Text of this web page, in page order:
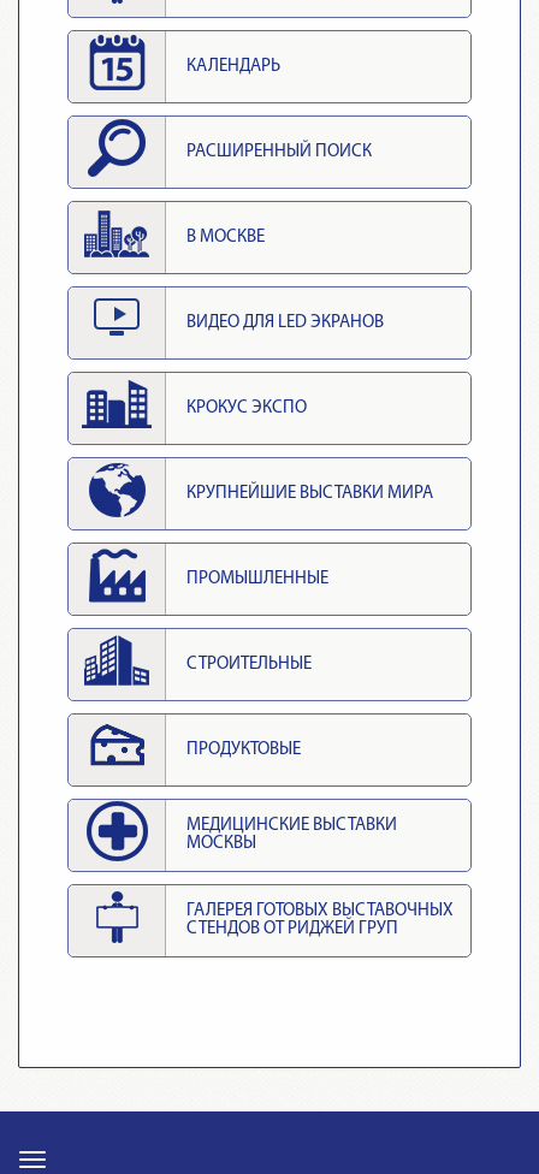
КАЛЕНДАРЬ
РАСШИРЕННЫЙ ПОИСК
В МОСКВЕ
ВИДЕО ДЛЯ LED ЭКРАНОВ
КРОКУС ЭКСПО
КРУПНЕЙШИЕ ВЫСТАВКИ МИРА
ПРОМЫШЛЕННЫЕ
СТРОИТЕЛЬНЫЕ
ПРОДУКТОВЫЕ
МЕДИЦИНСКИЕ ВЫСТАВКИ
МОСКВЫ
ГАЛЕРЕЯ ГОТОВЫХ ВЫСТАВОЧНЫХ
СТЕНДОВ ОТ РИДЖЕЙ ГРУП